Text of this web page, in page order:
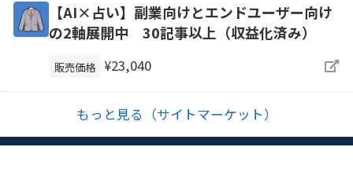
【AI×占い】副業向けとエンドユーザー向け
の2軸展開中 30記事以上（収益化済み）
販売価格 ¥23,040
もっと見る（サイトマーケット）